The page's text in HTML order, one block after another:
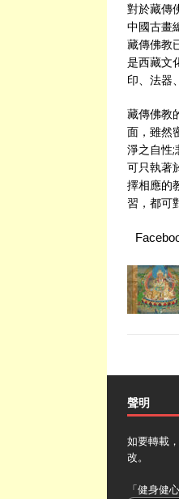
對於藏傳
中國古畫
藏傳佛教
是西藏文
印、法器
藏傳佛教
面，雖然
淨之自性;
可只執著
擇相應的
習，都可
聲明
如要轉載
改。
「健身健